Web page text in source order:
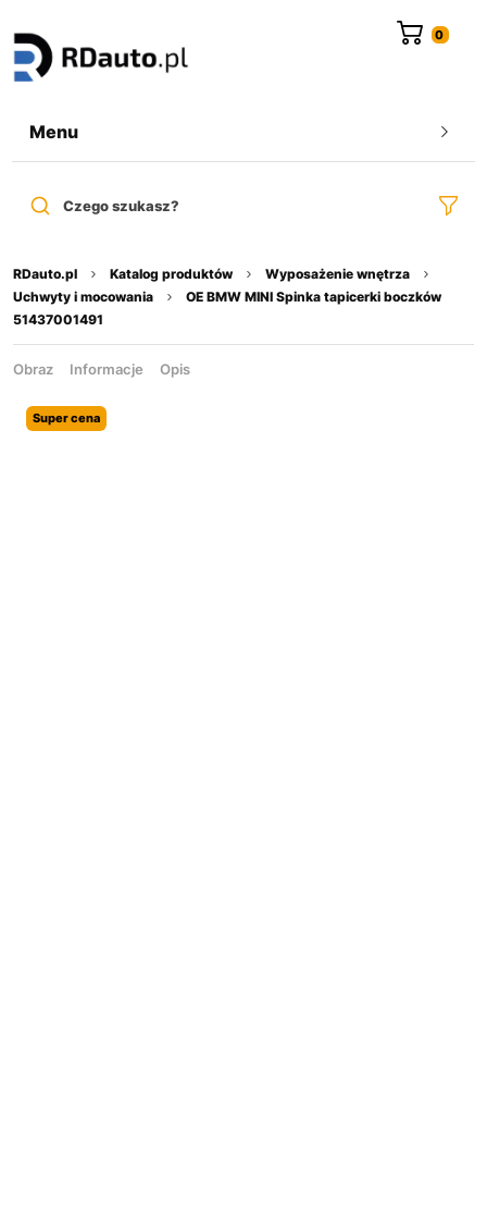
Menu
Czego szukasz?
RDauto.pl Katalog produktów
Wyposażenie wnętrza
Uchwyty i mocowania
OE BMW MINI Spinka tapicerki boczków
51437001491
Obraz Informacje Opis
Super cena